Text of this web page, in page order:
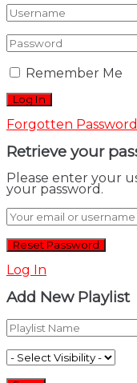
Remember Me
Forgotten
Retrieve your
Please enter your
your password.
Log In
Add New Playlist